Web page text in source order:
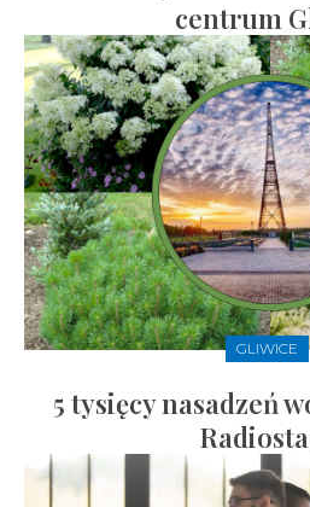
centrum
GLIWICE
5 tysięcy nasadzeń